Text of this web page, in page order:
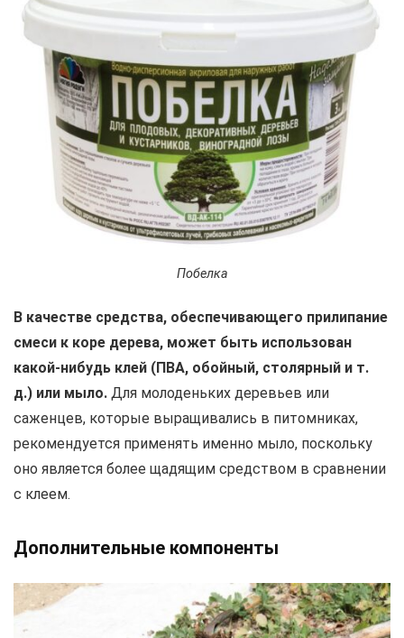
Побелка
В качестве средства, обеспечивающего прилипание
смеси к коре дерева, может быть использован
какой-нибудь клей (ПВА, обойный, столярный и т.
д.) или мыло. Для молоденьких деревьев или
саженцев, которые выращивались в питомниках,
рекомендуется применять именно мыло, поскольку
оно является более щадящим средством в сравнении
с клеем.
Дополнительные компоненты